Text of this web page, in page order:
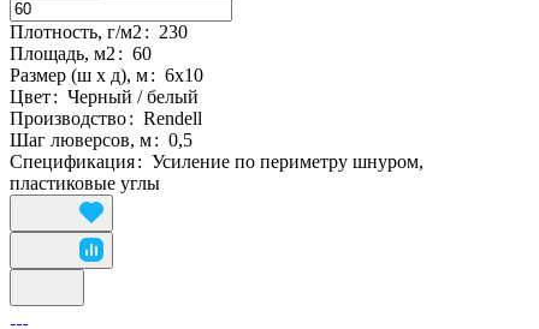
Плотность, г/м2: 230
Площадь, м2: 60
Размер (ш х д), м: 6х10
Цвет: Черный / белый
Производство: Rendell
Шаг люверсов, м: 0,5
Спецификация: Усиление по периметру шнуром,
пластиковые углы